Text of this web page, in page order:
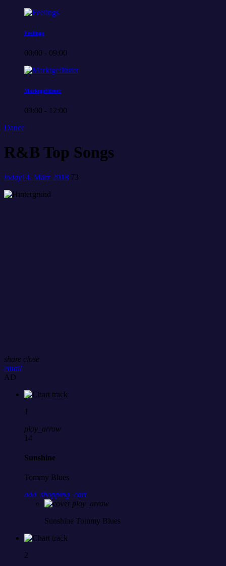
Feelings
00:00 - 09:00
Marktgeflüster
09:00 - 12:00
Dance
R&B Top Songs
today14. März 2018 73
share close
email
AD
1
play_arrow
14
Sunshine
Tommy Blues
add_shopping_cart
play_arrow
Sunshine Tommy Blues
2